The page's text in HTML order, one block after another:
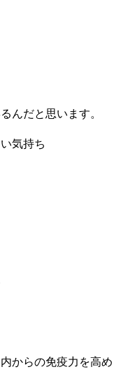
んだと思います。
気持ち
からの免疫力を高め